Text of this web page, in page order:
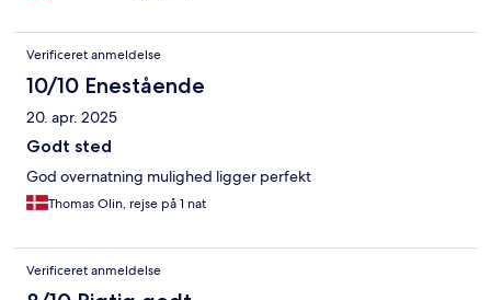
Verificeret anmeldelse
10/10 Enestående
20. apr. 2025
Godt sted
God overnatning mulighed ligger perfekt
Thomas Olin, rejse på 1 nat
Verificeret anmeldelse